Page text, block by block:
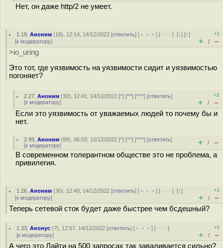
Нет, он даже http/2 не умеет.
1.18 ,Аноним (18), 12:14, 14/12/2022 [ответить] [ ﹢﹢﹢] [ · · ·][↓] [↑]
[к модератору]
+1
+ / –
>io_uring
Это тот, где уязвимость на уязвимости сидит и уязвимостью
погоняет?
2.27 ,Аноним (30), 12:41, 14/12/2022 [^] [^^] [^^^] [ответить]
[к модератору]
+2
+ / –
Если это уязвимость от уважаемых людей то почему бы и
нет.
2.99 ,Аноним (99), 06:03, 15/12/2022 [^] [^^] [^^^] [ответить]
[к модератору] + / –
В современном толерантном обществе это не проблема, а
привилегия.
1.26 ,Аноним (30), 12:40, 14/12/2022 [ответить] [ ﹢﹢﹢] [ · · ·][↑]
[к модератору]
+1
+ / –
Теперь сетевой сток будет даже быстрее чем бсдешный?
1.33 ,Анонус (?), 12:57, 14/12/2022 [ответить] [ ﹢﹢﹢] [ · · ·]
[к модератору]
+1
+ / –
А чего это Лайти на 500 запросах так заваливается сильно?